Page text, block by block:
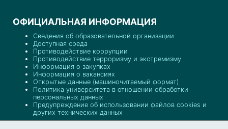
ОФИЦИАЛЬНАЯ ИНФОРМАЦИЯ
Сведения об образовательной организации
Доступная среда
Противодействие коррупции
Противодействие терроризму и экстремизму
Информация о закупках
Информация о вакансиях
Открытые данные (машиночитаемый формат)
Политика университета в отношении обработки
персональных данных
Предупреждение об использовании файлов cookies и
других технических данных